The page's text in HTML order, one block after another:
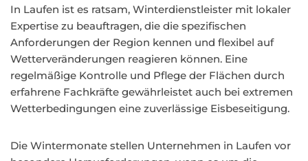
In Laufen ist es ratsam, Winterdienstleister mit lokaler
Expertise zu beauftragen, die die spezifischen
Anforderungen der Region kennen und flexibel auf
Wetterveränderungen reagieren können. Eine
regelmäßige Kontrolle und Pflege der Flächen durch
erfahrene Fachkräfte gewährleistet auch bei extremen
Wetterbedingungen eine zuverlässige Eisbeseitigung.
Die Wintermonate stellen Unternehmen in Laufen vor